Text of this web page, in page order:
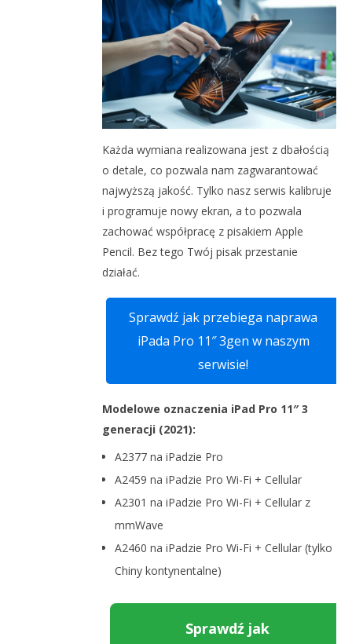
Każda wymiana realizowana jest z dbałością
o detale, co pozwala nam zagwarantować
najwyższą jakość. Tylko nasz serwis kalibruje
i programuje nowy ekran, a to pozwala
zachować współpracę z pisakiem Apple
Pencil. Bez tego Twój pisak przestanie
działać.
Sprawdź jak przebiega naprawa
iPada Pro 11″ 3gen w naszym
serwisie!
Modelowe oznaczenia iPad Pro 11″ 3
generacji (2021):
A2377 na iPadzie Pro
A2459 na iPadzie Pro Wi-Fi + Cellular
A2301 na iPadzie Pro Wi-Fi + Cellular z
mmWave
A2460 na iPadzie Pro Wi-Fi + Cellular (tylko
Chiny kontynentalne)
Sprawdź jak